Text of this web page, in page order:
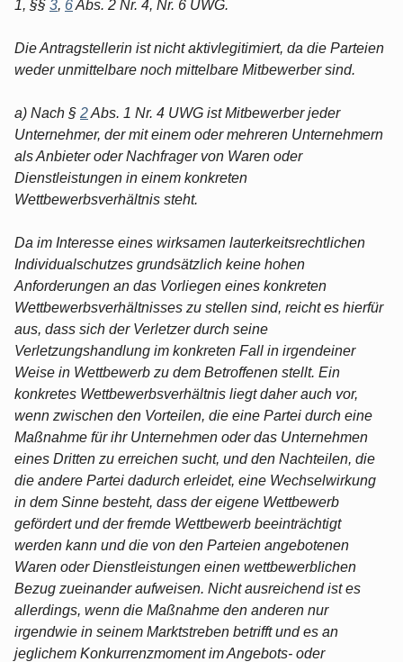
1, §§ 3, 6Abs. 2 Nr. 4, Nr. 6 UWG.
Die Antragstellerin ist nicht aktivlegitimiert, da die Parteien
weder unmittelbare noch mittelbare Mitbewerber sind.
a) Nach § 2Abs. 1 Nr. 4 UWG ist Mitbewerber jeder
Unternehmer, der mit einem oder mehreren Unternehmern
als Anbieter oder Nachfrager von Waren oder
Dienstleistungen in einem konkreten
Wettbewerbsverhältnis steht.
Da im Interesse eines wirksamen lauterkeitsrechtlichen
Individualschutzes grundsätzlich keine hohen
Anforderungen an das Vorliegen eines konkreten
Wettbewerbsverhältnisses zu stellen sind, reicht es hierfür
aus, dass sich der Verletzer durch seine
Verletzungshandlung im konkreten Fall in irgendeiner
Weise in Wettbewerb zu dem Betroffenen stellt. Ein
konkretes Wettbewerbsverhältnis liegt daher auch vor,
wenn zwischen den Vorteilen, die eine Partei durch eine
Maßnahme für ihr Unternehmen oder das Unternehmen
eines Dritten zu erreichen sucht, und den Nachteilen, die
die andere Partei dadurch erleidet, eine Wechselwirkung
in dem Sinne besteht, dass der eigene Wettbewerb
gefördert und der fremde Wettbewerb beeinträchtigt
werden kann und die von den Parteien angebotenen
Waren oder Dienstleistungen einen wettbewerblichen
Bezug zueinander aufweisen. Nicht ausreichend ist es
allerdings, wenn die Maßnahme den anderen nur
irgendwie in seinem Marktstreben betrifft und es an
jeglichem Konkurrenzmoment im Angebots- oder